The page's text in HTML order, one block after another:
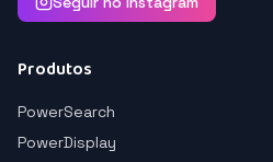
Produtos
PowerSearch
PowerDisplay